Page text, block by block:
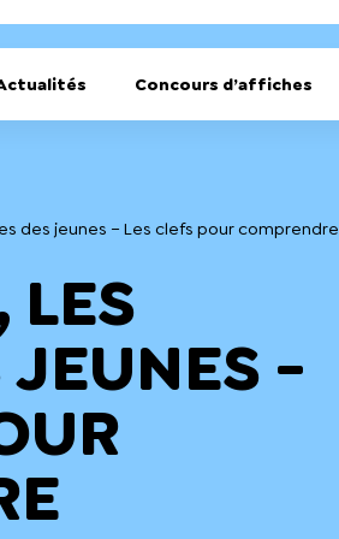
Concours d’affiches
des jeunes – Les clefs pour comprendre
LES
JEUNES -